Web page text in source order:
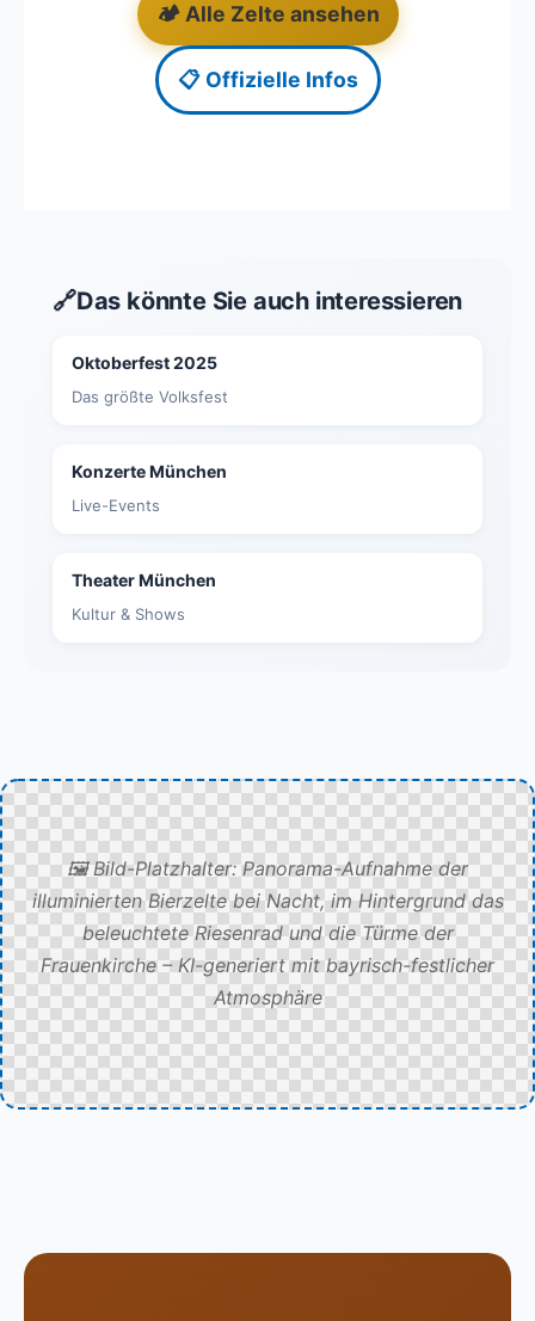
🏕️ Alle Zelte ansehen
📋 Offizielle Infos
🔗Das könnte Sie auch interessieren
Oktoberfest 2025
Das größte Volksfest
Konzerte München
Live-Events
Theater München
Kultur & Shows
🖼️ Bild-Platzhalter: Panorama-Aufnahme der
illuminierten Bierzelte bei Nacht, im Hintergrund das
beleuchtete Riesenrad und die Türme der
Frauenkirche – KI-generiert mit bayrisch-festlicher
Atmosphäre